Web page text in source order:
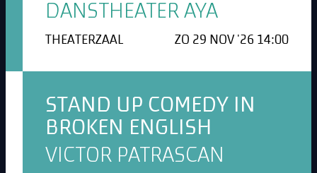
DANSTHEATER AYA
THEATERZAAL ZO 29 NOV '26 14:00
STAND UP COMEDY IN
BROKEN ENGLISH
VICTOR PATRASCAN